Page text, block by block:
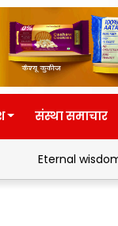
संस्था समाचार
Eternal wisdom